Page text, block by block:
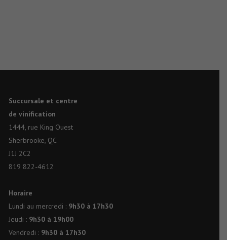
Succursale et centre
de vinification
1444, rue King Ouest
Sherbrooke, QC
J1J 2C2
819 822-4612
Horaire
Lundi au mercredi : 9h30 à 17h30
Jeudi : 9h30 à 19h00
Vendredi : 9h30 à 17h30